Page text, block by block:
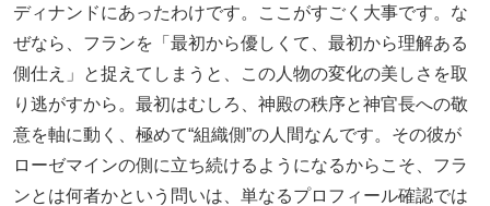
ディナンドにあったわけです。ここがすごく大事です。な
ぜなら、フランを「最初から優しくて、最初から理解ある
側仕え」と捉えてしまうと、この人物の変化の美しさを取
り逃がすから。最初はむしろ、神殿の秩序と神官長への敬
意を軸に動く、極めて“組織側”の人間なんです。その彼が
ローゼマインの側に立ち続けるようになるからこそ、フラ
ンとは何者かという問いは、単なるプロフィール確認では